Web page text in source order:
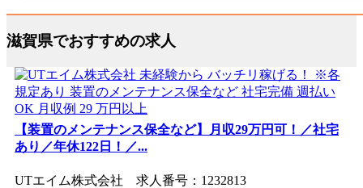
滋賀県でおすすめの求人
【装置のメンテナンス保全など】月収29万円可！／社宅
あり／年休122日！／...
UTエイム株式会社 求人番号：1232813